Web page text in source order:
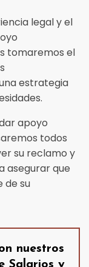
legal y el
tomaremos el
estrategia
apoyo
todos
su reclamo y
asegurar que
de su
nuestros
Salarios y